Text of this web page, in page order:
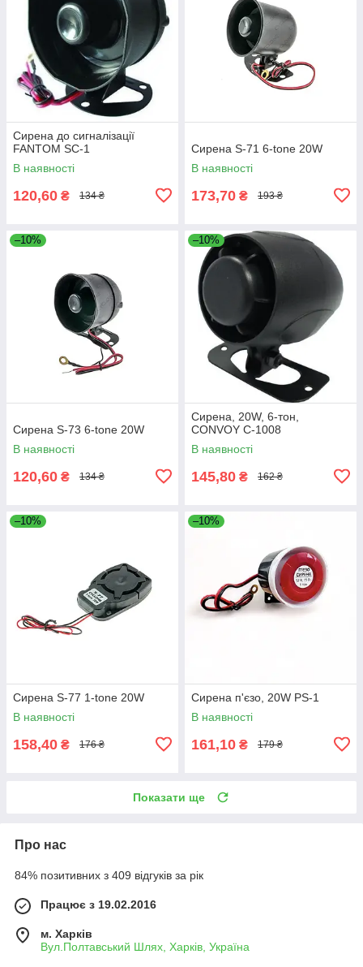
Сирена до сигналізації
FANTOM SC-1
В наявності
120,60 ₴ 134 ₴
Сирена S-71 6-tone 20W
В наявності
173,70 ₴ 193 ₴
–10%
Сирена S-73 6-tone 20W
В наявності
120,60 ₴ 134 ₴
–10%
Сирена, 20W, 6-тон,
CONVOY C-1008
В наявності
145,80 ₴ 162 ₴
–10%
Сирена S-77 1-tone 20W
В наявності
158,40 ₴ 176 ₴
–10%
Сирена п'єзо, 20W PS-1
В наявності
161,10 ₴ 179 ₴
Показати ще
Про нас
84% позитивних з 409 відгуків за рік
Працює з 19.02.2016
м. Харків
Вул.Полтавський Шлях, Харків, Україна